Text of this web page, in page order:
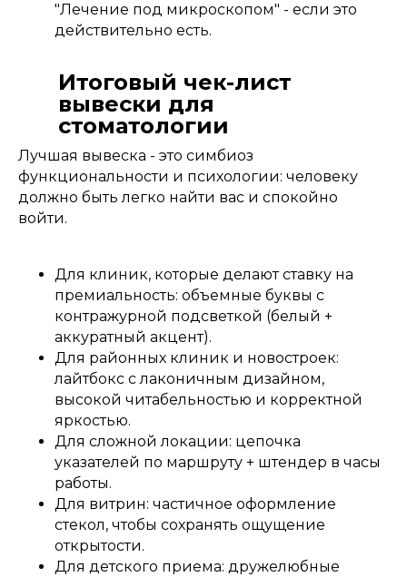
"Лечение под микроскопом" - если это
действительно есть.
Итоговый чек-лист
вывески для
стоматологии
Лучшая вывеска - это симбиоз
функциональности и психологии: человеку
должно быть легко найти вас и спокойно
войти.
Для клиник, которые делают ставку на
премиальность: объемные буквы с
контражурной подсветкой (белый +
аккуратный акцент).
Для районных клиник и новостроек:
лайтбокс с лаконичным дизайном,
высокой читабельностью и корректной
яркостью.
Для сложной локации: цепочка
указателей по маршруту + штендер в часы
работы.
Для витрин: частичное оформление
стекол, чтобы сохранять ощущение
открытости.
Для детского приема: дружелюбные